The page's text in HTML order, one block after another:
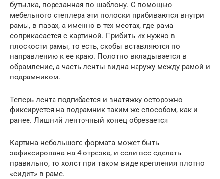
бутылка, порезанная по шаблону. С помощью
мебельного степлера эти полоски прибиваются внутри
рамы, в пазах, а именно в тех местах, где рама
соприкасается с картиной. Прибить их нужно в
плоскости рамы, то есть, скобы вставляются по
направлению к ее краю. Полотно вкладывается в
обрамление, а часть ленты видна наружу между рамой и
подрамником.
Теперь лента подгибается и внатяжку осторожно
фиксируется на подрамник таким же способом, как и
ранее. Лишний ленточный конец обрезается
Картина небольшого формата может быть
зафиксирована на 4 отрезка, и если все сделать
правильно, то холст при таком виде крепления плотно
«сидит» в раме.